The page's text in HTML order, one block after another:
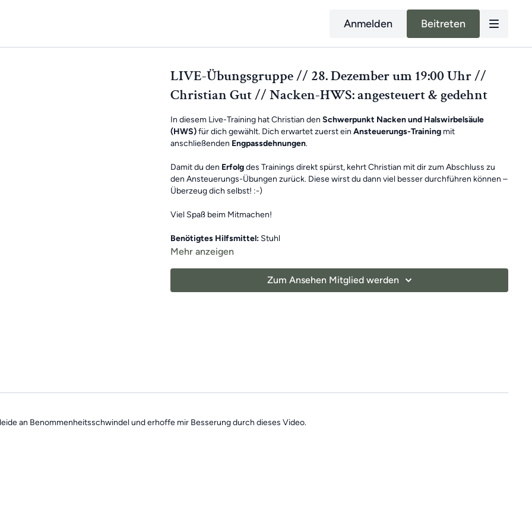
Anmelden Beitreten
LIVE-Übungsgruppe // 28. Dezember um 19:00 Uhr //
Christian Gut // Nacken-HWS: angesteuert & gedehnt
In diesem Live-Training hat Christian denSchwerpunkt Nacken und Halswirbelsäule
(HWS)für dich gewählt. Dich erwartet zuerst einAnsteuerungs-Training mit
anschließenden Engpassdehnungen.
Damit du den Erfolgdes Trainings direkt spürst, kehrt Christian mit dir zum Abschluss zu
den Ansteuerungs-Übungen zurück. Diese wirst du dann viel besser durchführen können –
Überzeug dich selbst! :-)
Viel Spaß beim Mitmachen!
Benötigtes Hilfsmittel: Stuhl
Mehr anzeigen
Zum Ansehen Mitglied werden
an Benommenheitsschwindel und erhoffe mir Besserung durch dieses Video.